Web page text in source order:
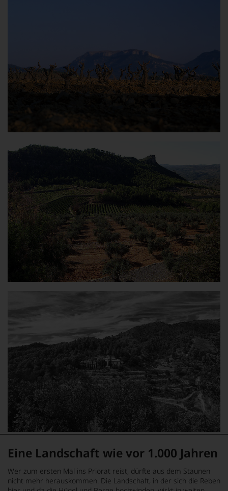
Eine Landschaft wie vor 1.000 Jahren
Wer zum ersten Mal ins Priorat reist, dürfte aus dem Staunen
nicht mehr herauskommen. Die Landschaft, in der sich die Reben